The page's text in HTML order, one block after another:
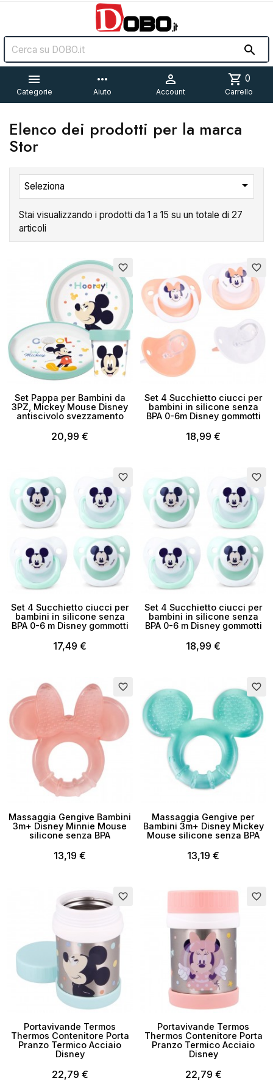


Categorie
more_horiz
Aiuto

Account
shopping_cart 0
Carrello
Elenco dei prodotti per la marca
Stor
Seleziona 
Stai visualizzando i prodotti da 1 a 15 su un totale di 27
articoli
favorite_border
Set Pappa per Bambini da
3PZ, Mickey Mouse Disney
antiscivolo svezzamento
20,99 €
favorite_border
Set 4 Succhietto ciucci per
bambini in silicone senza
BPA 0-6m Disney gommotti
18,99 €
favorite_border
Set 4 Succhietto ciucci per
bambini in silicone senza
BPA 0-6 m Disney gommotti
17,49 €
favorite_border
Set 4 Succhietto ciucci per
bambini in silicone senza
BPA 0-6 m Disney gommotti
18,99 €
favorite_border
Massaggia Gengive Bambini
3m+ Disney Minnie Mouse
silicone senza BPA
13,19 €
favorite_border
Massaggia Gengive per
Bambini 3m+ Disney Mickey
Mouse silicone senza BPA
13,19 €
favorite_border
Portavivande Termos
Thermos Contenitore Porta
Pranzo Termico Acciaio
Disney
22,79 €
favorite_border
Portavivande Termos
Thermos Contenitore Porta
Pranzo Termico Acciaio
Disney
22,79 €